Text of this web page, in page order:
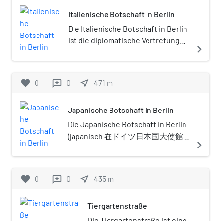
Italienische Botschaft in Berlin
Die Italienische Botschaft in Berlin
ist die diplomatische Vertretung
befindet sich in der
Ortsteil Tiergarten des Bezirks
(westlicher Teil des
Tiergartenviertels).
navigate_next
favorite 0 reviews 0 near_me 471 m
Japanische Botschaft in Berlin
Die Japanische Botschaft in Berlin
(japanisch 在ドイツ日本国大使館)
Japans in Deutschland. Sie
an der Ecke Hiroshima- /
Ortsteil Tiergarten. Botschafter ist
seit dem 7. Dezember 2020
navigate_next
favorite 0 reviews 0 near_me 435 m
Tiergartenstraße